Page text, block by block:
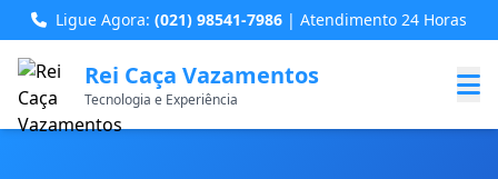
Ligue Agora: (021) 98541-7986 | Atendimento 24 Horas
Rei Caça Vazamentos
Tecnologia e Experiência